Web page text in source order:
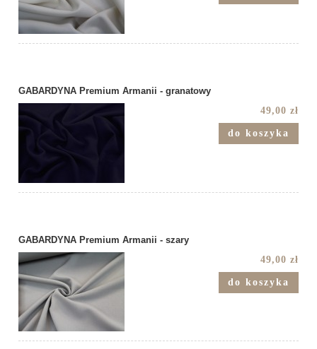
GABARDYNA Premium Armanii - granatowy
49,00 zł
do koszyka
GABARDYNA Premium Armanii - szary
49,00 zł
do koszyka